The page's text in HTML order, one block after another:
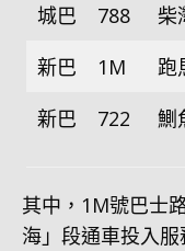
城巴
788
柴
新巴
1M
跑
新巴
722 鰂
其中，1M號巴士
海」段通車投入